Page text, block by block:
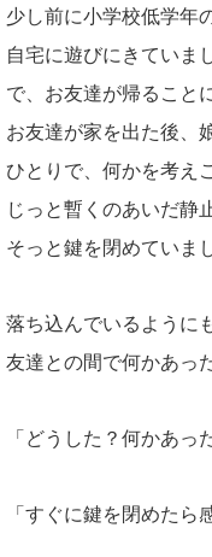
少し前に小学校低学年
自宅に遊びにきていま
で、お友達が帰ること
お友達が家を出た後、
ひとりで、何かを考え
じっと暫くのあいだ静
そっと鍵を閉めていま
落ち込んでいるように
友達との間で何かあっ
「どうした？何かあ
「すぐに鍵を閉めたら